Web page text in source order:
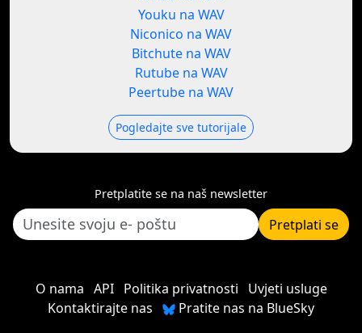
Youku na WAV
Niconico na WAV
Bitchute na WAV
Rutube na WAV
Peertube na WAV
Pogledajte sve tutorijale
Pretplatite se na naš newsletter
Pretplati se
O nama API Politika privatnosti
Uvjeti usluge
Kontaktirajte nas
Pratite nas na BlueSky